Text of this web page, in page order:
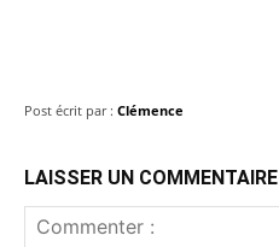
Post écrit par : Clémence
LAISSER UN COMMENTAIRE